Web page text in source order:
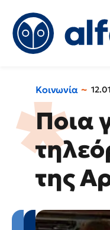
Κοινωνία
Ποια
της